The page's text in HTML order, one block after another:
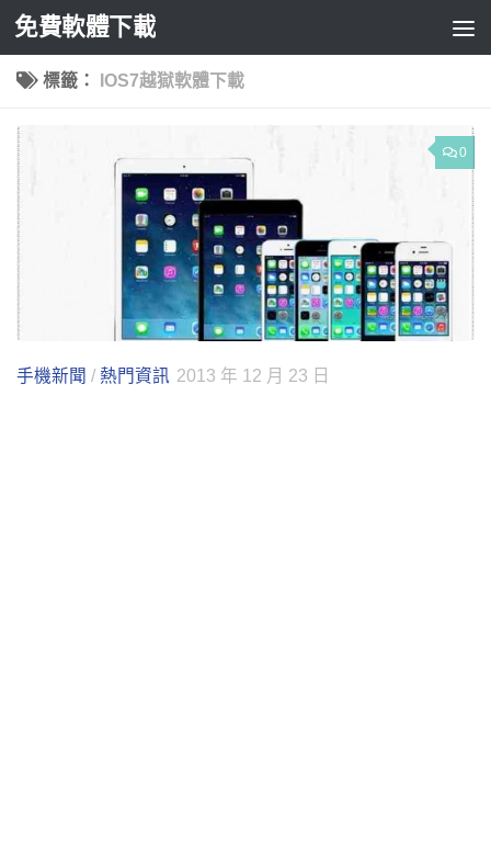
Skip to content
免費軟體下載
標籤： IOS7越獄軟體下載
0
手機新聞 / 熱門資訊 2013 年 12 月 23 日